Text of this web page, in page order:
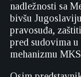
nadležnosti sa
bivšu
pravosuđa,
pred sudovima
mehanizmu